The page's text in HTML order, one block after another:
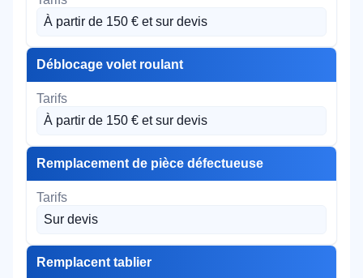
À partir de 150 € et sur devis
Déblocage volet roulant
À partir de 150 € et sur devis
Remplacement de pièce défectueuse
Sur devis
Remplacent tablier